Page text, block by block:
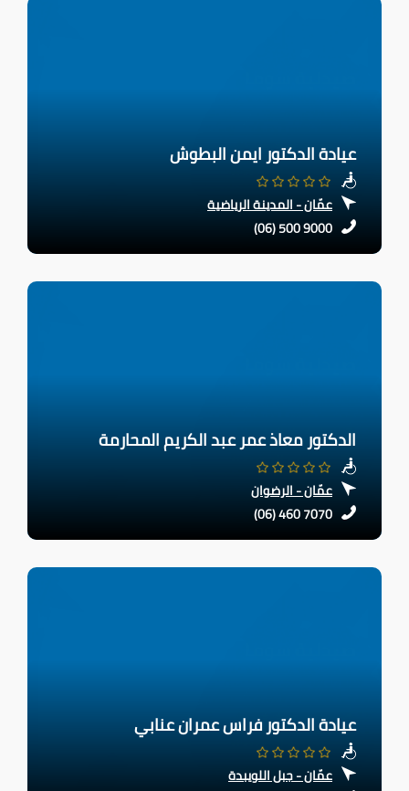
عيادة الدكتور ايمن البطوش
عمّان - المدينة الرياضية
(06) 500 9000
الدكتور معاذ عمر عبد الكريم المحارمة
عمّان - الرضوان
(06) 460 7070
عيادة الدكتور فراس عمران عنابي
عمّان - جبل اللويبدة